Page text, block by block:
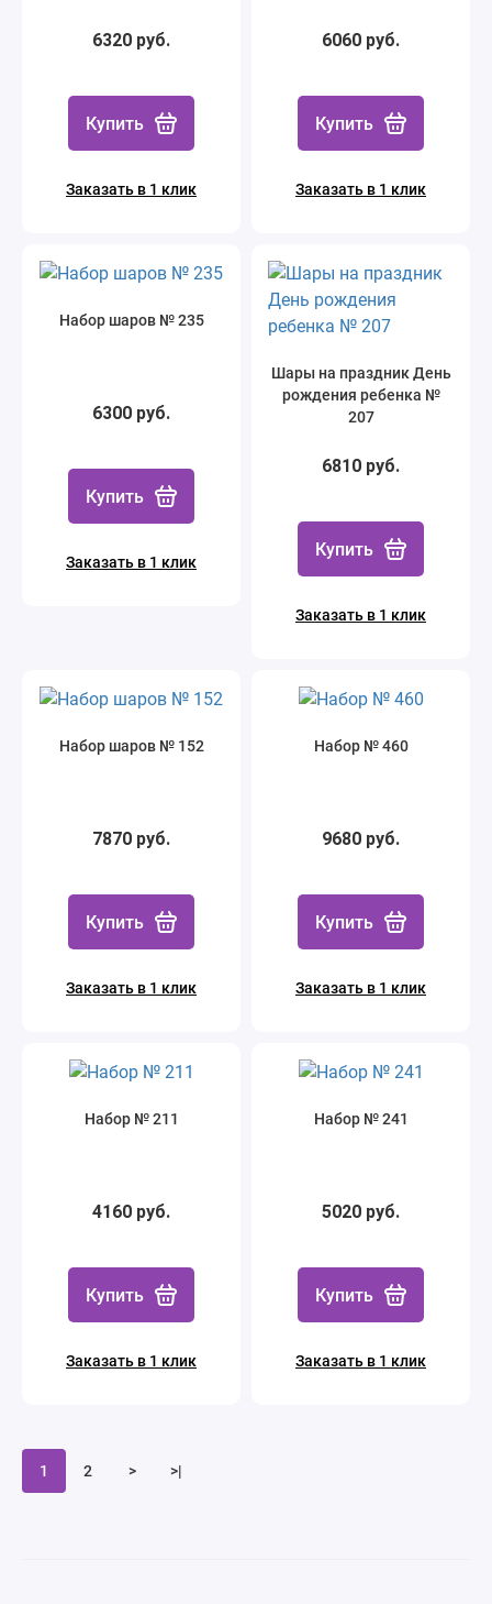
6320 руб.
Купить
Заказать в 1 клик
6060 руб.
Купить
Заказать в 1 клик
Набор шаров № 235
6300 руб.
Купить
Заказать в 1 клик
Шары на праздник День
рождения ребенка №
207
6810 руб.
Купить
Заказать в 1 клик
Набор шаров № 152
7870 руб.
Купить
Заказать в 1 клик
Набор № 460
9680 руб.
Купить
Заказать в 1 клик
Набор № 211
4160 руб.
Купить
Заказать в 1 клик
Набор № 241
5020 руб.
Купить
Заказать в 1 клик
1 2 > >|